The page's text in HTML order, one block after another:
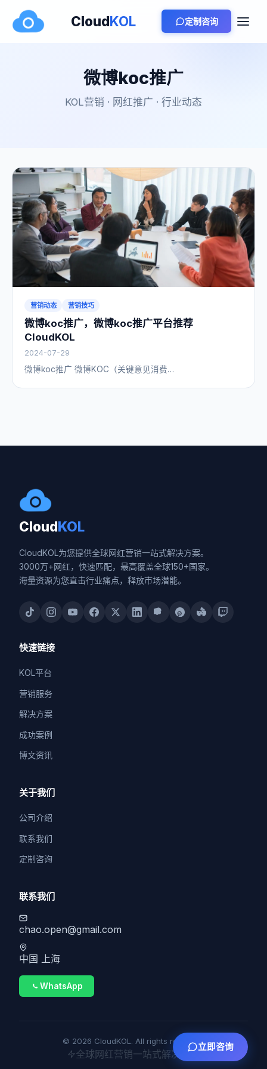
CloudKOL 定制咨询
微博koc推广
KOL营销 · 网红推广 · 行业动态
营销动态 营销技巧
微博koc推广，微博koc推广平台推荐
CloudKOL
2024-07-29
微博koc推广 微博KOC（关键意见消费…
CloudKOL
CloudKOL为您提供全球网红营销一站式解决方案。
3000万+网红，快速匹配，最高覆盖全球150+国家。
海量资源为您直击行业痛点，释放市场潜能。
快速链接
KOL平台
营销服务
解决方案
成功案例
博文资讯
关于我们
公司介绍
联系我们
定制咨询
联系我们
chao.open@gmail.com
中国 上海
WhatsApp
© 2026 CloudKOL. All rights reserved.
全球网红营销一站式解决方案
立即咨询